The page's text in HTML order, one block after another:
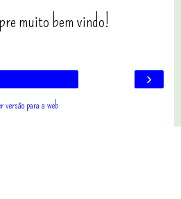
muito bem vindo!
›
versão para a web